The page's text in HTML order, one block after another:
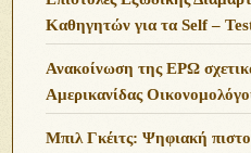
Καθηγητών για τα Self –
Ανακοίνωση της ΕΡΩ
Αμερικανίδας
Μπιλ Γκέιτς: Ψηφιακή